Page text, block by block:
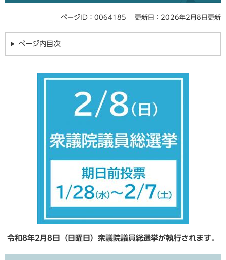
ページID：0064185 更新日：2026年2月8日更新
ページ内目次
令和8年2月8日（日曜日）衆議院議員総選挙が執行されます。